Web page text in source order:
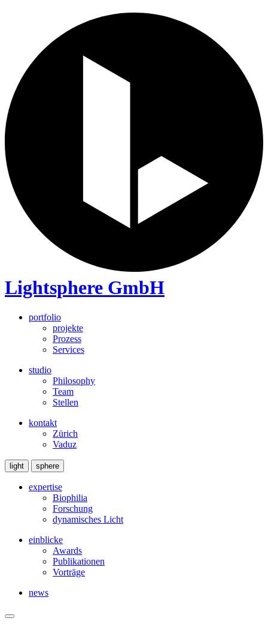
Lightsphere GmbH
portfolio
projekte
Prozess
Services
studio
Philosophy
Team
Stellen
kontakt
Zürich
Vaduz
light sphere
expertise
Biophilia
Forschung
dynamisches Licht
einblicke
Awards
Publikationen
Vorträge
news